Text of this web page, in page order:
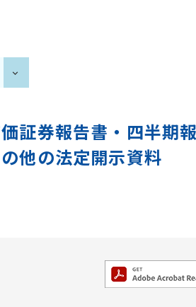
証券報告書・四半期
他の法定開示資料